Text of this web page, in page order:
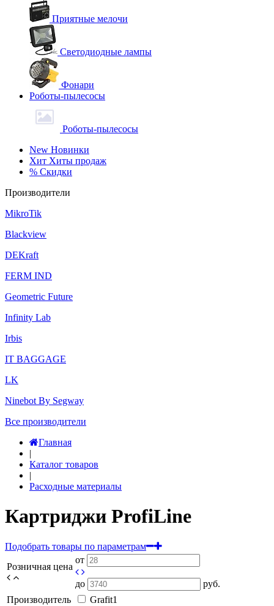
Приятные мелочи
Светодиодные лампы
Фонари
Роботы-пылесосы
Роботы-пылесосы
New Новинки
Хит Хиты продаж
% Скидки
Производители
MikroTik
Blackview
DEKraft
FERM IND
Geometric Future
Infinity Lab
Irbis
IT BAGGAGE
LK
Ninebot By Segway
Все производители
Главная
|
Каталог товаров
|
Расходные материалы
Картриджи ProfiLine
Подобрать товары по параметрам
Розничная цена
от
до
руб.
Производитель
Grafit1